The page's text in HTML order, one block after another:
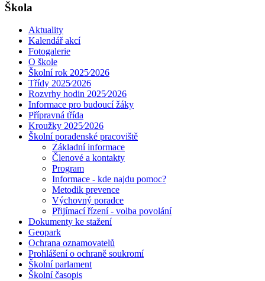
Škola
Aktuality
Kalendář akcí
Fotogalerie
O škole
Školní rok 2025⁄2026
Třídy 2025⁄2026
Rozvrhy hodin 2025⁄2026
Informace pro budoucí žáky
Přípravná třída
Kroužky 2025⁄2026
Školní poradenské pracoviště
Základní informace
Členové a kontakty
Program
Informace - kde najdu pomoc?
Metodik prevence
Výchovný poradce
Přijímací řízení - volba povolání
Dokumenty ke stažení
Geopark
Ochrana oznamovatelů
Prohlášení o ochraně soukromí
Školní parlament
Školní časopis